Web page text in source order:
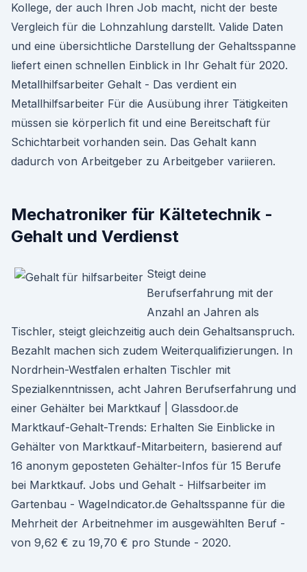
Kollege, der auch Ihren Job macht, nicht der beste
Vergleich für die Lohnzahlung darstellt. Valide Daten
und eine übersichtliche Darstellung der Gehaltsspanne
liefert einen schnellen Einblick in Ihr Gehalt für 2020.
Metallhilfsarbeiter Gehalt - Das verdient ein
Metallhilfsarbeiter Für die Ausübung ihrer Tätigkeiten
müssen sie körperlich fit und eine Bereitschaft für
Schichtarbeit vorhanden sein. Das Gehalt kann
dadurch von Arbeitgeber zu Arbeitgeber variieren.
Mechatroniker für Kältetechnik -
Gehalt und Verdienst
Steigt deine
Berufserfahrung mit der
Anzahl an Jahren als
Tischler, steigt gleichzeitig auch dein Gehaltsanspruch.
Bezahlt machen sich zudem Weiterqualifizierungen. In
Nordrhein-Westfalen erhalten Tischler mit
Spezialkenntnissen, acht Jahren Berufserfahrung und
einer Gehälter bei Marktkauf | Glassdoor.de
Marktkauf-Gehalt-Trends: Erhalten Sie Einblicke in
Gehälter von Marktkauf-Mitarbeitern, basierend auf
16 anonym geposteten Gehälter-Infos für 15 Berufe
bei Marktkauf. Jobs und Gehalt - Hilfsarbeiter im
Gartenbau - WageIndicator.de Gehaltsspanne für die
Mehrheit der Arbeitnehmer im ausgewählten Beruf -
von 9,62 € zu 19,70 € pro Stunde - 2020.